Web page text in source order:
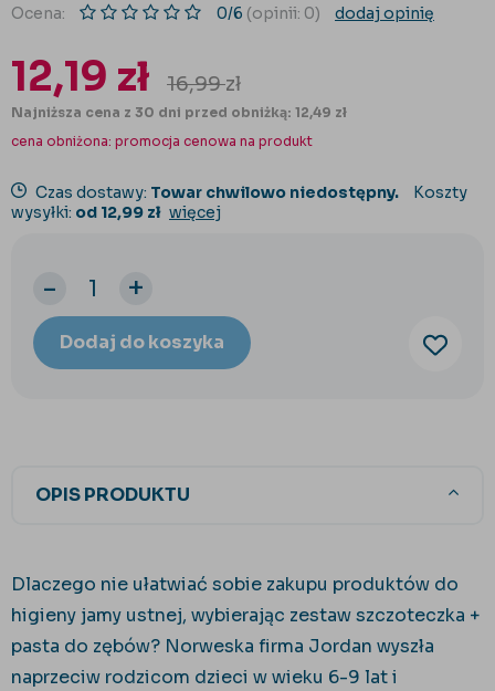
Ocena: 0/6 (opinii: 0) dodaj opinię
12,19 zł 16,99zł
Najniższa cena z 30 dni przed obniżką: 12,49 zł
cena obniżona: promocja cenowa na produkt
Czas dostawy: Towar chwilowo niedostępny.
Koszty
wysyłki: od 12,99 zł więcej
- +
Dodaj do koszyka
OPIS PRODUKTU
Dlaczego nie ułatwiać sobie zakupu produktów do
higieny jamy ustnej, wybierając zestaw szczoteczka +
pasta do zębów? Norweska firma Jordan wyszła
naprzeciw rodzicom dzieci w wieku 6-9 lat i